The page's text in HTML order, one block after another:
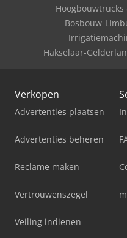
Bosbouw-
Hakselaar-
Verkopen
Advertenties plaatsen
Advertenties beheren
Reclame maken
Vertrouwenszegel
Veiling indienen